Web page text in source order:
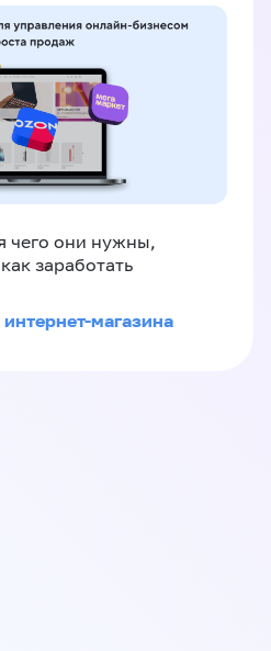
чего они нужны,
заработать
магазина